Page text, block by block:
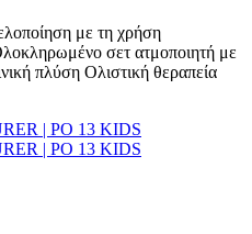
με τη χρήση
σετ ατμοποιητή με
πλύση Ολιστική θεραπεία